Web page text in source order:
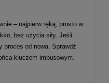
– najpierw ręką, prosto w
bez użycia siły. Jeśli
proces od nowa. Sprawdź
kluczem imbusowym.